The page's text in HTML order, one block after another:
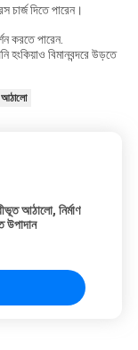
দিতে পারেন।
করতে পারেন.
বিমানবন্দরে উড়তে
আঠালো
আঠালো, নির্মাণ
উপাদান